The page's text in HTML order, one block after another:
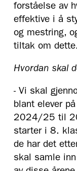
forståelse av
effektive i å
og mestring,
tiltak om dette.
Hvordan skal
- Vi skal
blant elever
2024/25 til
starter i 8.
de har det
skal samle